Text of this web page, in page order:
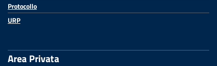
Protocollo
URP
Area Privata